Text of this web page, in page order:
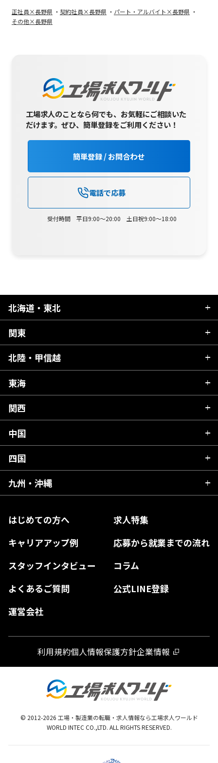
正社員×長野県 契約社員×長野県
パート・アルバイト×長野県
その他×長野県
工場求人のことなら何でも、お気軽にご相談いた
だけます。ぜひ、簡単登録をご利用ください！
簡単登録 / お問合わせ
電話で応募
受付時間 平日9:00～20:00 土日祝9:00～18:00
はじめての方へ
求人特集
キャリアアップ例
応募から就業までの流れ
スタッフインタビュー
コラム
よくあるご質問
公式LINE登録
運営会社
北海道・東北
北海道
青森県
秋田県
岩手県
宮城県
福島県
関東
茨城県
栃木県
群馬県
千葉県
東京都
神奈川県
北陸・甲信越
新潟県
富山県
石川県
山梨県
長野県
東海
岐阜県
静岡県
愛知県
関西
滋賀県
京都府
大阪府
奈良県
和歌山県
中国
広島県
岡山県
島根県
山口県
四国
愛媛県
徳島県
九州・沖縄
宮崎県
利用規約個人情報保護方針企業情報
© 2012-2026 工場・製造業の転職・求人情報なら工場求人ワールド
WORLD INTEC CO.,LTD. ALL RIGHTS RESERVED.